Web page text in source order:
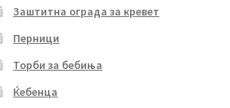
Заштитна ограда за кревет
Перници
Торби за бебиња
Ќебенца